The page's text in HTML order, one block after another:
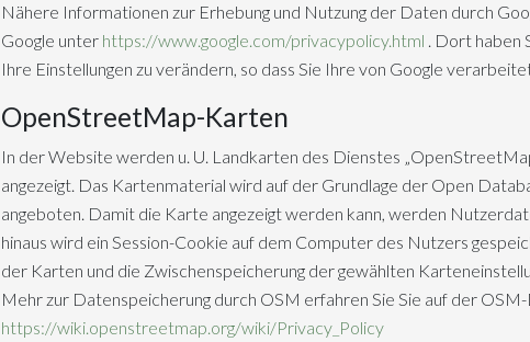
Nähere Informationen zur Erhebung und Nutzung der Daten durch
Google unter https://www.google.com/privacypolicy.html . Dort haben
Ihre Einstellungen zu verändern, so dass Sie Ihre von Google
OpenStreetMap-Karten
In der Website werden u. U. Landkarten des Dienstes
angezeigt. Das Kartenmaterial wird auf der Grundlage der Open
angeboten. Damit die Karte angezeigt werden kann, werden
hinaus wird ein Session-Cookie auf dem Computer des Nutzers
der Karten und die Zwischenspeicherung der gewählten
Mehr zur Datenspeicherung durch OSM erfahren Sie Sie auf der
https://wiki.openstreetmap.org/wiki/Privacy_Policy